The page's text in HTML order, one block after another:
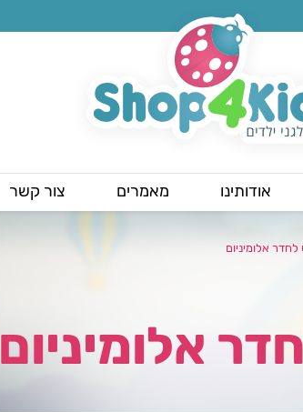
אודותינו מאמרים צור קשר
אלומיניום
אלומיניום